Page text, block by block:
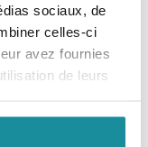
sociaux, de
celles-ci
avez fournies
de leurs